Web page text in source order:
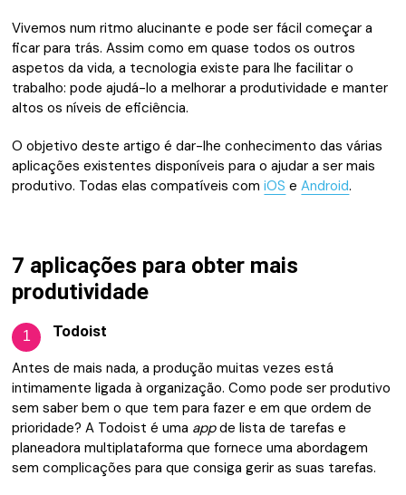
Vivemos num ritmo alucinante e pode ser fácil começar a
ficar para trás. Assim como em quase todos os outros
aspetos da vida, a tecnologia existe para lhe facilitar o
trabalho: pode ajudá-lo a melhorar a produtividade e manter
altos os níveis de eficiência.
O objetivo deste artigo é dar-lhe conhecimento das várias
aplicações existentes disponíveis para o ajudar a ser mais
produtivo. Todas elas compatíveis comiOS eAndroid.
7 aplicações para obter mais
produtividade
1 Todoist
Antes de mais nada, a produção muitas vezes está
intimamente ligada à organização. Como pode ser produtivo
sem saber bem o que tem para fazer e em que ordem de
prioridade? A Todoist é uma appde lista de tarefas e
planeadora multiplataforma que fornece uma abordagem
sem complicações para que consiga gerir as suas tarefas.